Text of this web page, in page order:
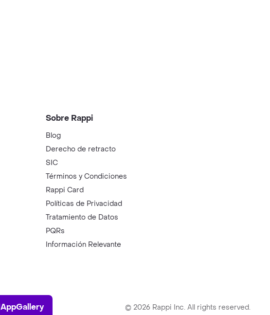
Sobre Rappi
Blog
Derecho de retracto
SIC
Términos y Condiciones
Rappi Card
Políticas de Privacidad
Tratamiento de Datos
PQRs
Información Relevante
AppGallery
AppGallery © 2026 Rappi Inc. All rights reserved.